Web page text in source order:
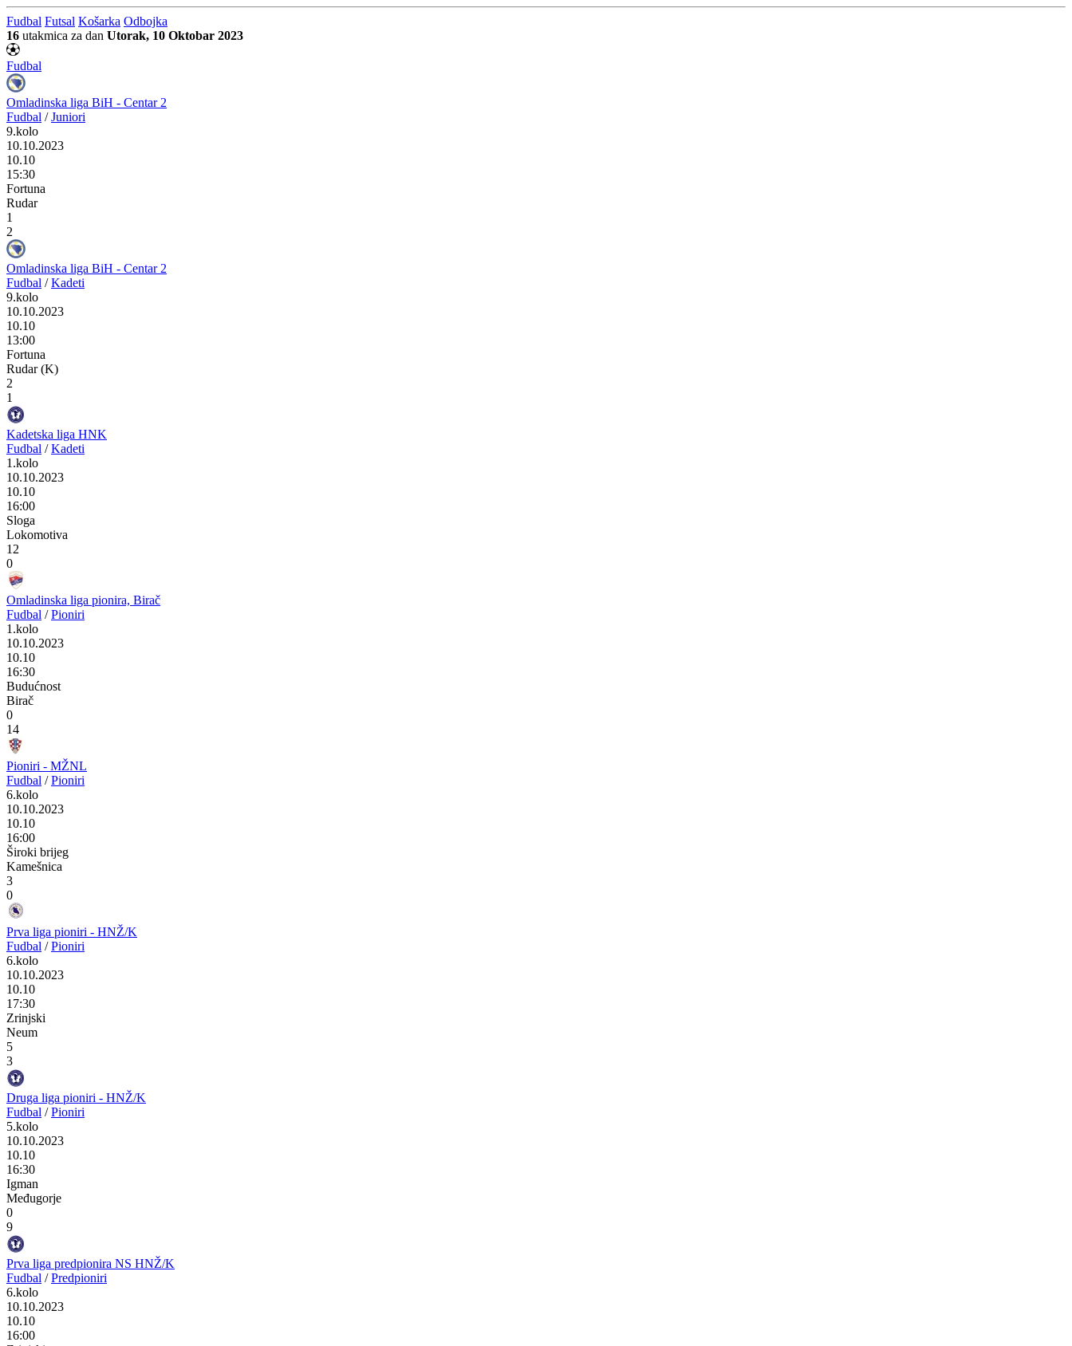
Fudbal Futsal Košarka Odbojka
16 utakmica za dan Utorak, 10 Oktobar 2023
Fudbal
Omladinska liga BiH - Centar 2
Fudbal / Juniori
9.kolo
10.10.2023
10.10
15:30
Fortuna
Rudar
1
2
Omladinska liga BiH - Centar 2
Fudbal / Kadeti
9.kolo
10.10.2023
10.10
13:00
Fortuna
Rudar (K)
2
1
Kadetska liga HNK
Fudbal / Kadeti
1.kolo
10.10.2023
10.10
16:00
Sloga
Lokomotiva
12
0
Omladinska liga pionira, Birač
Fudbal / Pioniri
1.kolo
10.10.2023
10.10
16:30
Budućnost
Birač
0
14
Pioniri - MŽNL
Fudbal / Pioniri
6.kolo
10.10.2023
10.10
16:00
Široki brijeg
Kamešnica
3
0
Prva liga pioniri - HNŽ/K
Fudbal / Pioniri
6.kolo
10.10.2023
10.10
17:30
Zrinjski
Neum
5
3
Druga liga pioniri - HNŽ/K
Fudbal / Pioniri
5.kolo
10.10.2023
10.10
16:30
Igman
Međugorje
0
9
Prva liga predpionira NS HNŽ/K
Fudbal / Predpioniri
6.kolo
10.10.2023
10.10
16:00